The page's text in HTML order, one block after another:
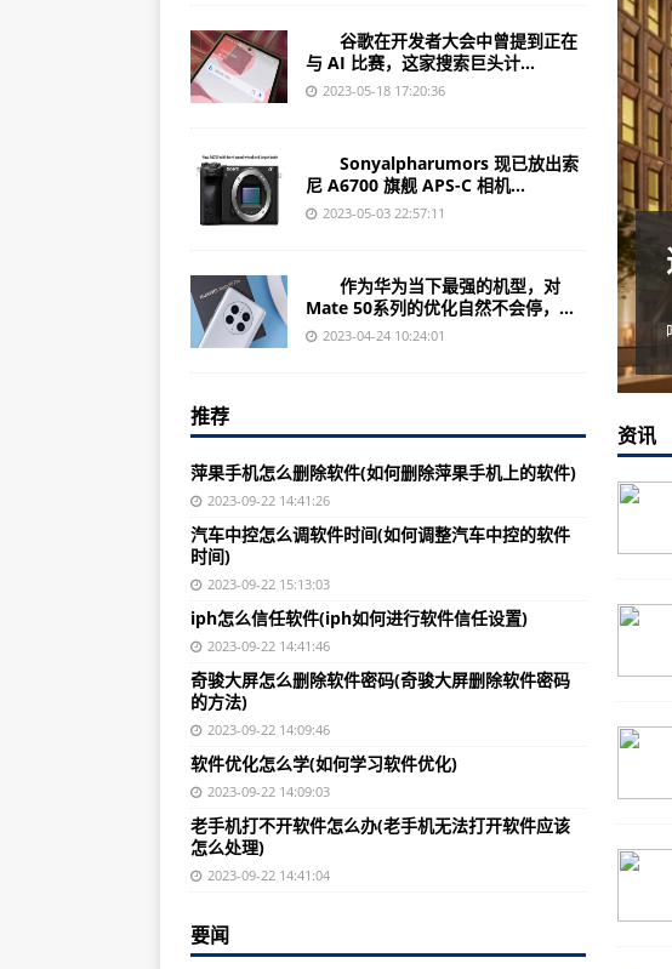
软件删除怎么找回数据图标(找回数据图标的软件删除方
怎么卸载你上面的软件啊(如何卸载你上面的软件)
怎么恢复误删掉的软件图标(简单教你恢复误删掉的软件
手机微信软件删除怎么找回(快速找回被删除的手机微
怎么用手机打开导航软件(用手机打开导航软件的方法)
小米胎压监测软件怎么用(如何使用小米胎压监测软件)
怎么让软件自动安装(实现软件自动安装的方法)
怎么给电视连接投屏软件(电视连接投屏软件的方法介
软件多了电脑很卡怎么办(电脑卡顿的原因可能是软件太
怎么删除乐视自带软件(乐视自带软件的删除方法)
怎么打开软件里面的软件(打开软件里的软件方法)
怎么拒绝软件读取信息(拒绝软件读取)
智慧养老系统软件怎么收费(智慧养老系统软件的收费方
手机怎么修改软件中文版(修改手机软件的中文版方法)
怎么导入发型软件(导入发型软件的步骤)
软件做出来后怎么封装(如何对软件进行封装与保护)
怎么在68软件加群(68软件加群方法)
达卡塔尔时，我从澳大利亚出发在云层中半天，有点茫然。首都多
的沙漠雾散去，我意识到我在
资讯
谷歌在开发者大会中曾提到正在
与 AI 比赛，这家搜索巨头计...
2023-05-18 17:20:36
Sonyalpharumors 现已放出索
尼 A6700 旗舰 APS-C 相机...
2023-05-03 22:57:11
作为华为当下最强的机型，对
Mate 50系列的优化自然不会停，...
2023-04-24 10:24:01
推荐
萍果手机怎么删除软件(如何删除萍果手机上的软件)
2023-09-22 14:41:26
汽车中控怎么调软件时间(如何调整汽车中控的软件
时间)
2023-09-22 15:13:03
iph怎么信任软件(iph如何进行软件信任设置)
2023-09-22 14:41:46
奇骏大屏怎么删除软件密码(奇骏大屏删除软件密码
的方法)
2023-09-22 14:09:46
软件优化怎么学(如何学习软件优化)
2023-09-22 14:09:03
老手机打不开软件怎么办(老手机无法打开软件应该
怎么处理)
2023-09-22 14:41:04
要闻